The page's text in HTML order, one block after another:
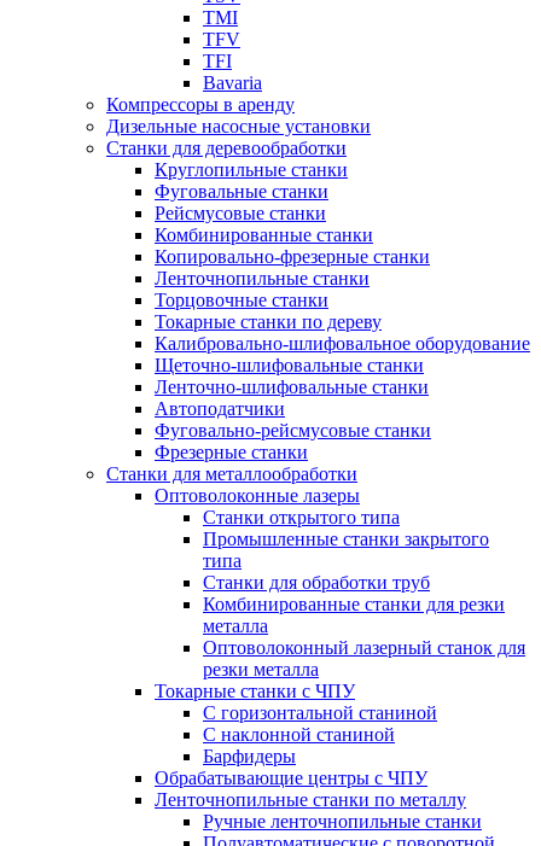
TMI
TFV
TFI
Bavaria
Компрессоры в аренду
Дизельные насосные установки
Станки для деревообработки
Круглопильные станки
Фуговальные станки
Рейсмусовые станки
Комбинированные станки
Копировально-фрезерные станки
Ленточнопильные станки
Торцовочные станки
Токарные станки по дереву
Калибровально-шлифовальное оборудование
Щеточно-шлифовальные станки
Ленточно-шлифовальные станки
Автоподатчики
Фуговально-рейсмусовые станки
Фрезерные станки
Станки для металлообработки
Оптоволоконные лазеры
Станки открытого типа
Промышленные станки закрытого
типа
Станки для обработки труб
Комбинированные станки для резки
металла
Оптоволоконный лазерный станок для
резки металла
Токарные станки с ЧПУ
С горизонтальной станиной
С наклонной станиной
Барфидеры
Обрабатывающие центры с ЧПУ
Ленточнопильные станки по металлу
Ручные ленточнопильные станки